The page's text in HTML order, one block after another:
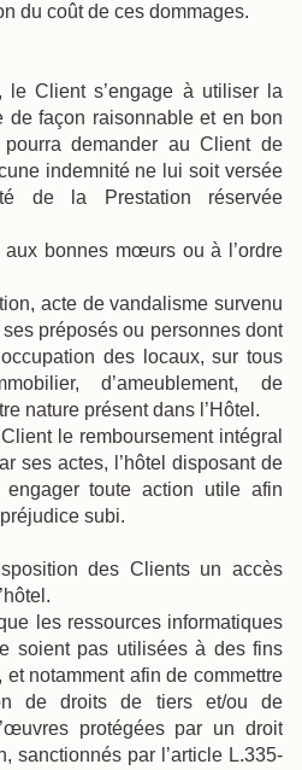
du coût de ces dommages.
le Client s’engage à utiliser la
de façon raisonnable et en bon
demander au Client de
indemnité ne lui soit versée
de la Prestation réservée
aux bonnes mœurs ou à l’ordre
acte de vandalisme survenu
préposés ou personnes dont
des locaux, sur tous
d’ameublement, de
nature présent dans l’Hôtel.
le remboursement intégral
ses actes, l’hôtel disposant de
toute action utile afin
subi.
des Clients un accès
les ressources informatiques
soient pas utilisées à des fins
notamment afin de commettre
de droits de tiers et/ou de
protégées par un droit
sanctionnés par l’article L.335-